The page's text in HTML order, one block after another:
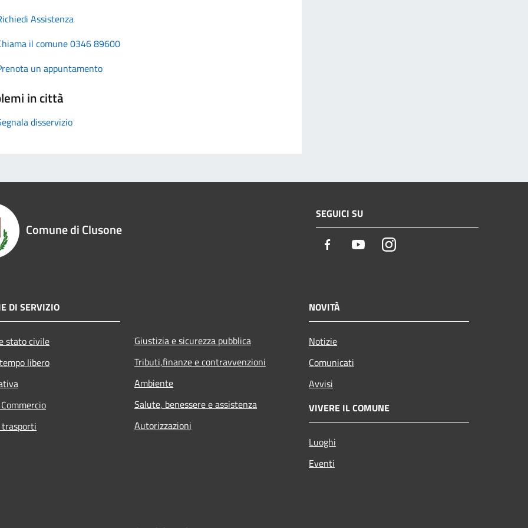
Assistenza
il comune 0346 89600
un appuntamento
in città
disservizio
Comune di Clusone
SEGUICI SU
Facebook YoutubeInstagram
DI SERVIZIO
stato civile
libero
Giustizia e sicurezza pubblica
Tributi,finanze e contravvenzioni
Ambiente
Salute, benessere e assistenza
Autorizzazioni
NOVITÀ
Notizie
Comunicati
Avvisi
VIVERE IL COMUNE
Luoghi
Eventi